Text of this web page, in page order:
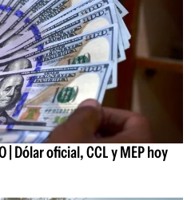
| Dólar oficial, CCL y MEP hoy